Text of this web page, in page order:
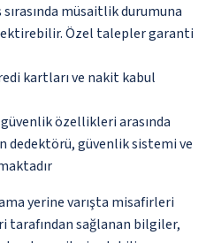
müsaitlik durumuna
Özel talepler garanti
kartları ve nakit kabul
özellikleri arasında
dedektörü, güvenlik sistemi ve
yerine varışta misafirleri
tarafından sağlanan bilgiler,